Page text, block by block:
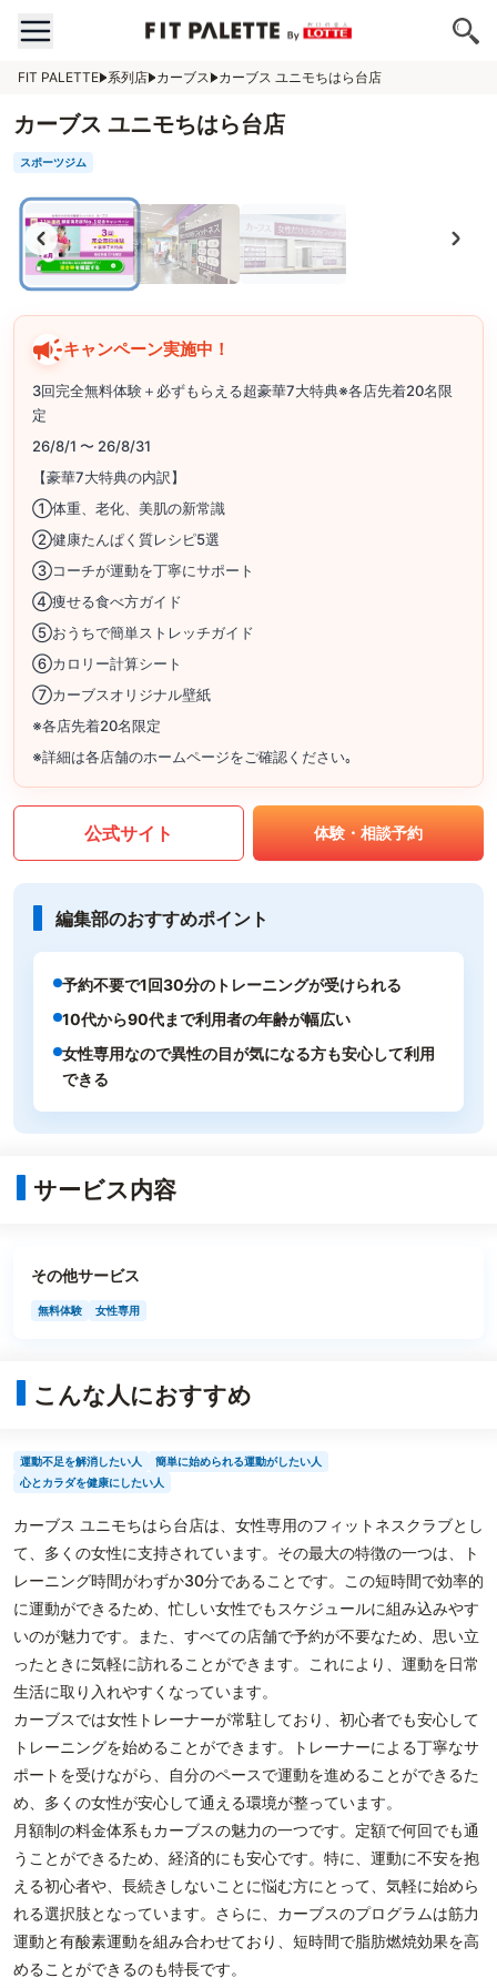
FIT PALETTE 系列店 カーブス カーブス ユニモちはら台店
カーブス ユニモちはら台店
スポーツジム
キャンペーン実施中！
3回完全無料体験＋必ずもらえる超豪華7大特典※各店先着20名限
定
26/8/1 〜 26/8/31
【豪華7大特典の内訳】
①体重、老化、美肌の新常識
②健康たんぱく質レシピ5選
③コーチが運動を丁寧にサポート
④痩せる食べ方ガイド
⑤おうちで簡単ストレッチガイド
⑥カロリー計算シート
⑦カーブスオリジナル壁紙
※各店先着20名限定
※詳細は各店舗のホームページをご確認ください｡
公式サイト 体験・相談予約
編集部のおすすめポイント
予約不要で1回30分のトレーニングが受けられる
10代から90代まで利用者の年齢が幅広い
女性専用なので異性の目が気になる方も安心して利用
できる
サービス内容
その他サービス
無料体験 女性専用
こんな人におすすめ
運動不足を解消したい人
簡単に始められる運動がしたい人
心とカラダを健康にしたい人
カーブス ユニモちはら台店は、女性専用のフィットネスクラブとし
て、多くの女性に支持されています。その最大の特徴の一つは、ト
レーニング時間がわずか30分であることです。この短時間で効率的
に運動ができるため、忙しい女性でもスケジュールに組み込みやす
いのが魅力です。また、すべての店舗で予約が不要なため、思い立
ったときに気軽に訪れることができます。これにより、運動を日常
生活に取り入れやすくなっています。
カーブスでは女性トレーナーが常駐しており、初心者でも安心して
トレーニングを始めることができます。トレーナーによる丁寧なサ
ポートを受けながら、自分のペースで運動を進めることができるた
め、多くの女性が安心して通える環境が整っています。
月額制の料金体系もカーブスの魅力の一つです。定額で何回でも通
うことができるため、経済的にも安心です。特に、運動に不安を抱
える初心者や、長続きしないことに悩む方にとって、気軽に始めら
れる選択肢となっています。さらに、カーブスのプログラムは筋力
運動と有酸素運動を組み合わせており、短時間で脂肪燃焼効果を高
めることができるのも特長です。